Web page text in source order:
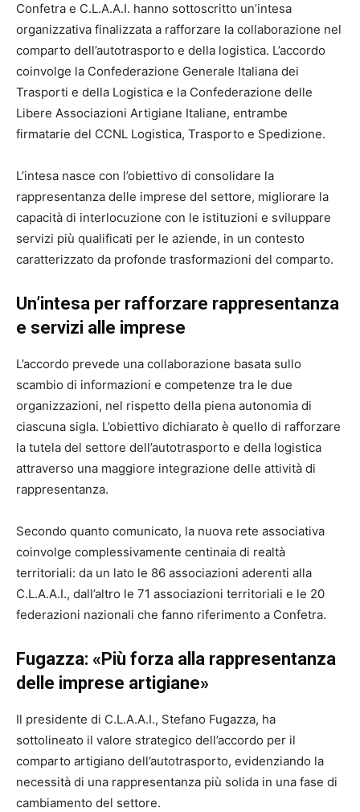
Confetra e C.L.A.A.I. hanno sottoscritto un’intesa
organizzativa finalizzata a rafforzare la collaborazione nel
comparto dell’autotrasporto e della logistica. L’accordo
coinvolge la Confederazione Generale Italiana dei
Trasporti e della Logistica e la Confederazione delle
Libere Associazioni Artigiane Italiane, entrambe
firmatarie del CCNL Logistica, Trasporto e Spedizione.
L’intesa nasce con l’obiettivo di consolidare la
rappresentanza delle imprese del settore, migliorare la
capacità di interlocuzione con le istituzioni e sviluppare
servizi più qualificati per le aziende, in un contesto
caratterizzato da profonde trasformazioni del comparto.
Un’intesa per rafforzare rappresentanza
e servizi alle imprese
L’accordo prevede una collaborazione basata sullo
scambio di informazioni e competenze tra le due
organizzazioni, nel rispetto della piena autonomia di
ciascuna sigla. L’obiettivo dichiarato è quello di rafforzare
la tutela del settore dell’autotrasporto e della logistica
attraverso una maggiore integrazione delle attività di
rappresentanza.
Secondo quanto comunicato, la nuova rete associativa
coinvolge complessivamente centinaia di realtà
territoriali: da un lato le 86 associazioni aderenti alla
C.L.A.A.I., dall’altro le 71 associazioni territoriali e le 20
federazioni nazionali che fanno riferimento a Confetra.
Fugazza: «Più forza alla rappresentanza
delle imprese artigiane»
Il presidente di C.L.A.A.I., Stefano Fugazza, ha
sottolineato il valore strategico dell’accordo per il
comparto artigiano dell’autotrasporto, evidenziando la
necessità di una rappresentanza più solida in una fase di
cambiamento del settore.